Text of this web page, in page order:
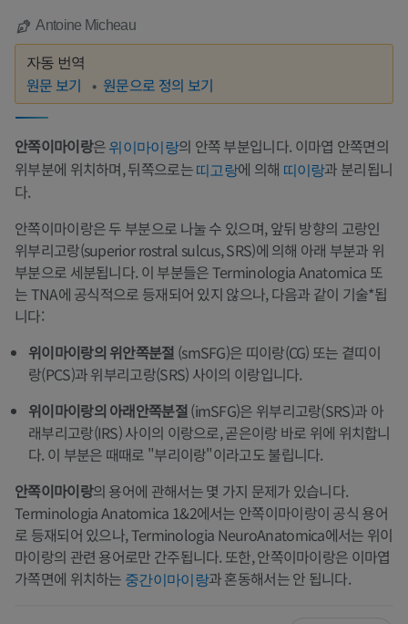
Antoine Micheau
자동 번역
원문 보기 원문으로 정의 보기
안쪽이마이랑은위이마이랑의 안쪽 부분입니다. 이마엽 안쪽면의
위부분에 위치하며, 뒤쪽으로는띠고랑에 의해 띠이랑과 분리됩니
다.
안쪽이마이랑은 두 부분으로 나눌 수 있으며, 앞뒤 방향의 고랑인
위부리고랑(superior rostral sulcus, SRS)에 의해 아래 부분과 위
부분으로 세분됩니다. 이 부분들은 Terminologia Anatomica 또
는 TNA에 공식적으로 등재되어 있지 않으나, 다음과 같이 기술*됩
니다:
위이마이랑의 위안쪽분절 (smSFG)은 띠이랑(CG) 또는 곁띠이
랑(PCS)과 위부리고랑(SRS) 사이의 이랑입니다.
위이마이랑의 아래안쪽분절(imSFG)은 위부리고랑(SRS)과 아
래부리고랑(IRS) 사이의 이랑으로, 곧은이랑 바로 위에 위치합니
다. 이 부분은 때때로 "부리이랑"이라고도 불립니다.
안쪽이마이랑의 용어에 관해서는 몇 가지 문제가 있습니다.
Terminologia Anatomica 1&2에서는 안쪽이마이랑이 공식 용어
로 등재되어 있으나, Terminologia NeuroAnatomica에서는 위이
마이랑의 관련 용어로만 간주됩니다. 또한, 안쪽이마이랑은 이마엽
가쪽면에 위치하는 중간이마이랑과 혼동해서는 안 됩니다.